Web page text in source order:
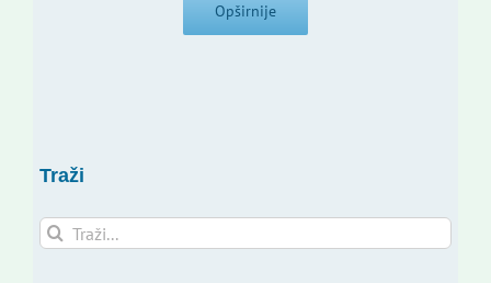
Opširnije
Traži
Traži...